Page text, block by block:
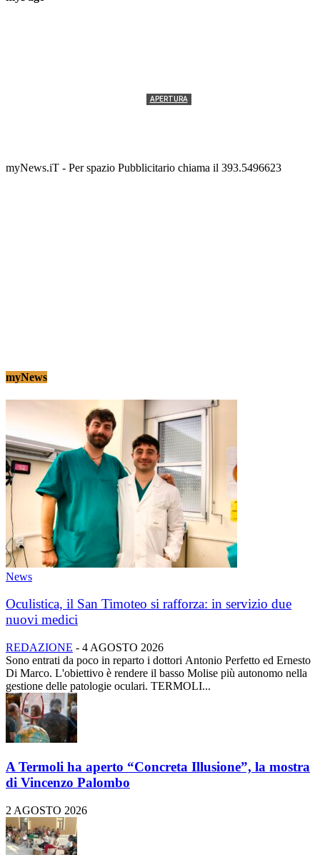
APERTURA
myNews.iT - Per spazio Pubblicitario chiama il 393.5496623
myNews
News
Oculistica, il San Timoteo si rafforza: in servizio due
nuovi medici
REDAZIONE - 4 AGOSTO 2026
Sono entrati da poco in reparto i dottori Antonio Perfetto ed Ernesto
Di Marco. L'obiettivo è rendere il basso Molise più autonomo nella
gestione delle patologie oculari. TERMOLI...
A Termoli ha aperto “Concreta Illusione”, la mostra
di Vincenzo Palombo
2 AGOSTO 2026